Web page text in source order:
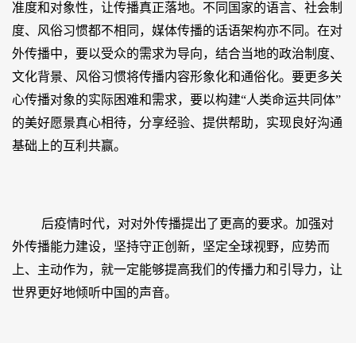
准度和对象性，让传播真正落地。不同国家的语言、社会制
度、风俗习惯都不相同，媒体传播的话语架构亦不同。在对
外传播中，要以受众的需求为导向，结合当地的政治制度、
文化背景、风俗习惯将传播内容形象化和通俗化。要更多关
心传播对象的实际困难和需求，要以构建“人类命运共同体”
的美好愿景真心相待，分享经验、提供帮助，实现良好沟通
基础上的互利共赢。
后疫情时代，对对外传播提出了更高的要求。加强对
外传播能力建设，坚持守正创新，坚定全球视野，应势而
上、主动作为，就一定能够提高我们的传播力和引导力，让
世界更好地倾听中国的声音。